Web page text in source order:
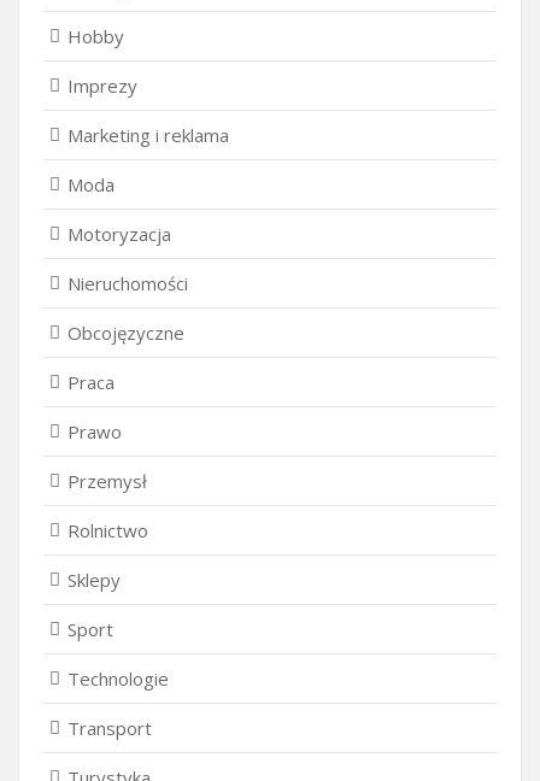
Hobby
Imprezy
Marketing i reklama
Moda
Motoryzacja
Nieruchomości
Obcojęzyczne
Praca
Prawo
Przemysł
Rolnictwo
Sklepy
Sport
Technologie
Transport